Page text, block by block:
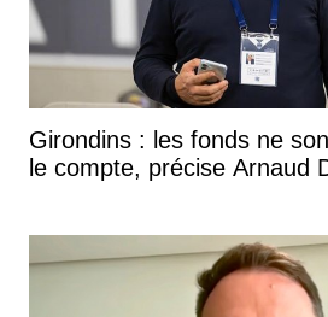
Girondins : les fonds ne
le compte, précise Arnaud